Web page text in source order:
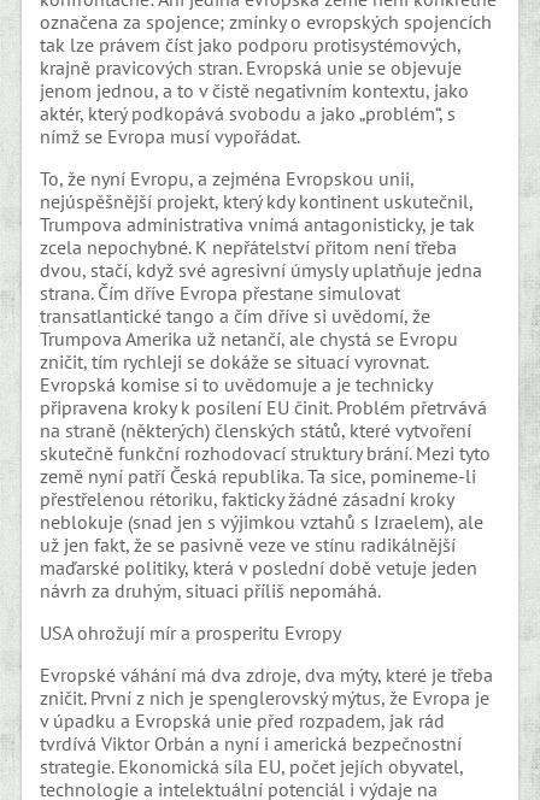
označena za spojence; zmínky o evropských spojencích
tak lze právem číst jako podporu protisystémových,
krajně pravicových stran. Evropská unie se objevuje
jenom jednou, a to v čistě negativním kontextu, jako
aktér, který podkopává svobodu a jako „problém“, s
nímž se Evropa musí vypořádat.
To, že nyní Evropu, a zejména Evropskou unii,
nejúspěšnější projekt, který kdy kontinent uskutečnil,
Trumpova administrativa vnímá antagonisticky, je tak
zcela nepochybné. K nepřátelství přitom není třeba
dvou, stačí, když své agresivní úmysly uplatňuje jedna
strana. Čím dříve Evropa přestane simulovat
transatlantické tango a čím dříve si uvědomí, že
Trumpova Amerika už netančí, ale chystá se Evropu
zničit, tím rychleji se dokáže se situací vyrovnat.
Evropská komise si to uvědomuje a je technicky
připravena kroky k posílení EU činit. Problém přetrvává
na straně (některých) členských států, které vytvoření
skutečně funkční rozhodovací struktury brání. Mezi tyto
země nyní patří Česká republika. Ta sice, pomineme-li
přestřelenou rétoriku, fakticky žádné zásadní kroky
neblokuje (snad jen s výjimkou vztahů s Izraelem), ale
už jen fakt, že se pasivně veze ve stínu radikálnější
maďarské politiky, která v poslední době vetuje jeden
návrh za druhým, situaci příliš nepomáhá.
USA ohrožují mír a prosperitu Evropy
Evropské váhání má dva zdroje, dva mýty, které je třeba
zničit. První z nich je spenglerovský mýtus, že Evropa je
v úpadku a Evropská unie před rozpadem, jak rád
tvrdívá Viktor Orbán a nyní i americká bezpečnostní
strategie. Ekonomická síla EU, počet jejích obyvatel,
technologie a intelektuální potenciál i výdaje na